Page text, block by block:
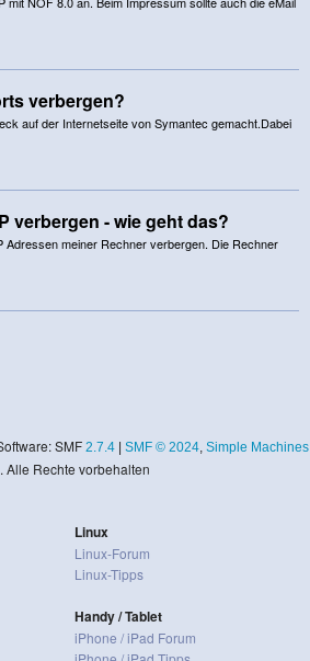
verbergen?
auf der Internetseite von Symantec gemacht.Dabei
verbergen - wie geht das?
Adressen meiner Rechner verbergen. Die Rechner
SMF 2.7.4| SMF © 2024, Simple Machines
Rechte vorbehalten
Linux
Linux-Forum
Linux-Tipps
Handy / Tablet
iPhone / iPad Forum